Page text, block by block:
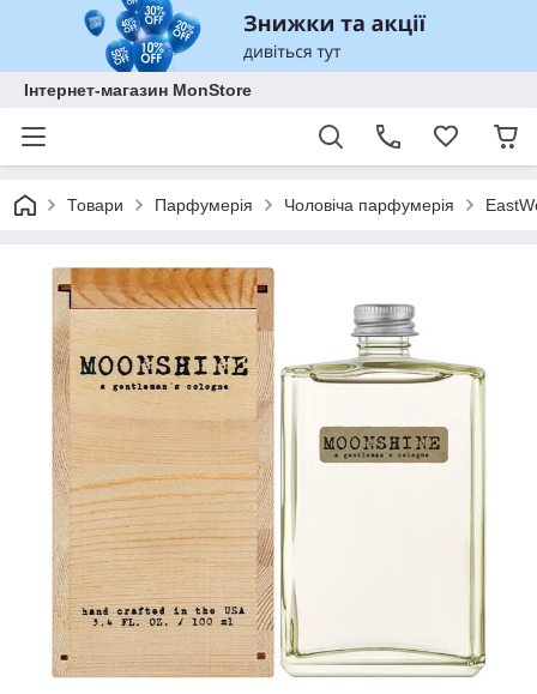
Інтернет-магазин MonStore
Товари Парфумерія Чоловіча парфумерія